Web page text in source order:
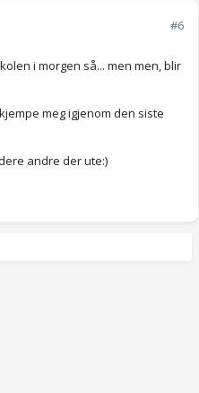
#6
i morgen så... men men, blir
meg igjenom den siste
andre der ute:)